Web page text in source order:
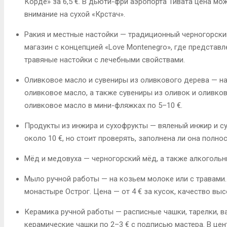
внимание на сухой «Крстач».
Ракия и местные настойки — традиционный
магазин с концепцией «Love Montenegro», где
травяные настойки с лечебными свойствами.
Оливковое масло и сувениры из оливкового дерева —
оливковое масло, а также сувениры из оливок и
оливковое масло в мини-фляжках по 5–10 €.
Продукты из инжира и сухофрукты — вяленый инжир и
около 10 €, но стоит проверять, заполнена ли она
Мёд и медовуха — черногорский мёд, а также
Мыло ручной работы — на козьем молоке или с
монастыре Острог. Цена — от 4 € за кусок, качество
Керамика ручной работы — расписные чашки, тарелки,
керамические чашки по 2–3 € с подписью мастера. В